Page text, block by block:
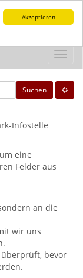
Akzeptieren
Suchen
Infostelle
eine
Felder aus
an die
wir uns
bevor